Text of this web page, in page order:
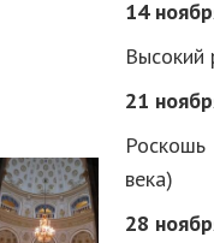
14
Высокий
21
века)
28